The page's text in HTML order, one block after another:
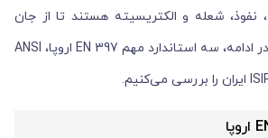
نفوذ، شعله و الکتریسیته هستند تا از جان
کارگران محافظت کنند. در ادامه، سه استاندارد مهم EN 397 اروپا، ANSI